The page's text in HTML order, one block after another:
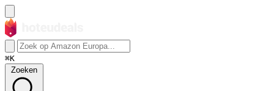
⌘K
Zoeken